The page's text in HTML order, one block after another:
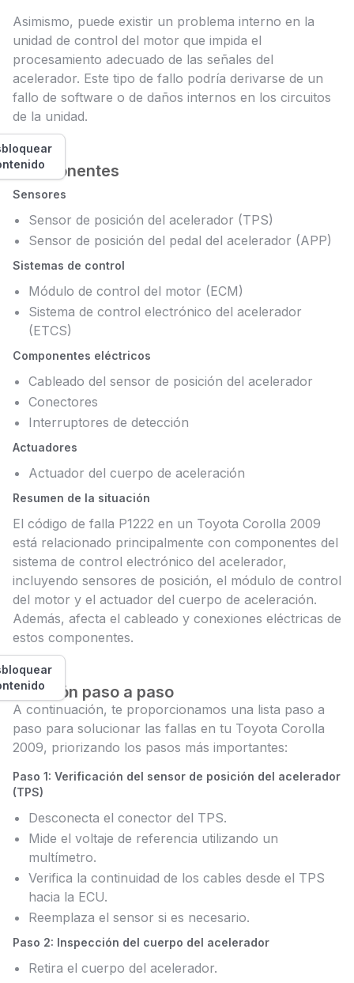
Asimismo, puede existir un problema interno en la
unidad de control del motor que impida el
procesamiento adecuado de las señales del
acelerador. Este tipo de fallo podría derivarse de un
fallo de software o de daños internos en los circuitos
de la unidad.
Componentes
Sensores
Sensor de posición del acelerador (TPS)
Sensor de posición del pedal del acelerador (APP)
Sistemas de control
Módulo de control del motor (ECM)
Sistema de control electrónico del acelerador
(ETCS)
Componentes eléctricos
Cableado del sensor de posición del acelerador
Conectores
Interruptores de detección
Actuadores
Actuador del cuerpo de aceleración
Resumen de la situación
El código de falla P1222 en un Toyota Corolla 2009
está relacionado principalmente con componentes del
sistema de control electrónico del acelerador,
incluyendo sensores de posición, el módulo de control
del motor y el actuador del cuerpo de aceleración.
Además, afecta el cableado y conexiones eléctricas de
estos componentes.
Solución paso a paso
A continuación, te proporcionamos una lista paso a
paso para solucionar las fallas en tu Toyota Corolla
2009, priorizando los pasos más importantes:
Paso 1: Verificación del sensor de posición del acelerador
(TPS)
Desconecta el conector del TPS.
Mide el voltaje de referencia utilizando un
multímetro.
Verifica la continuidad de los cables desde el TPS
hacia la ECU.
Reemplaza el sensor si es necesario.
Paso 2: Inspección del cuerpo del acelerador
Retira el cuerpo del acelerador.